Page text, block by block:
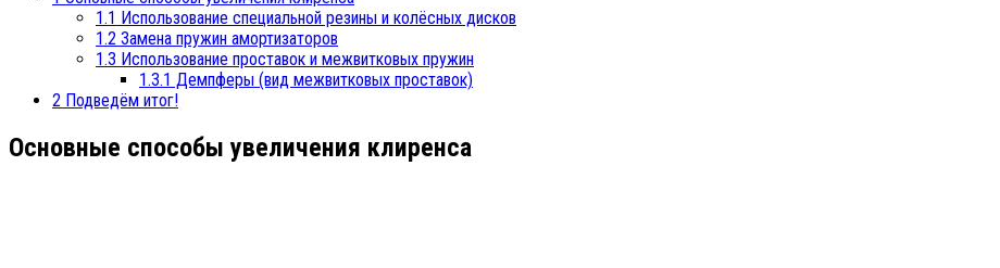
1.1 Использование специальной резины и колёсных дисков
1.2 Замена пружин амортизаторов
1.3 Использование проставок и межвитковых пружин
1.3.1 Демпферы (вид межвитковых проставок)
2 Подведём итог!
Основные способы увеличения клиренса